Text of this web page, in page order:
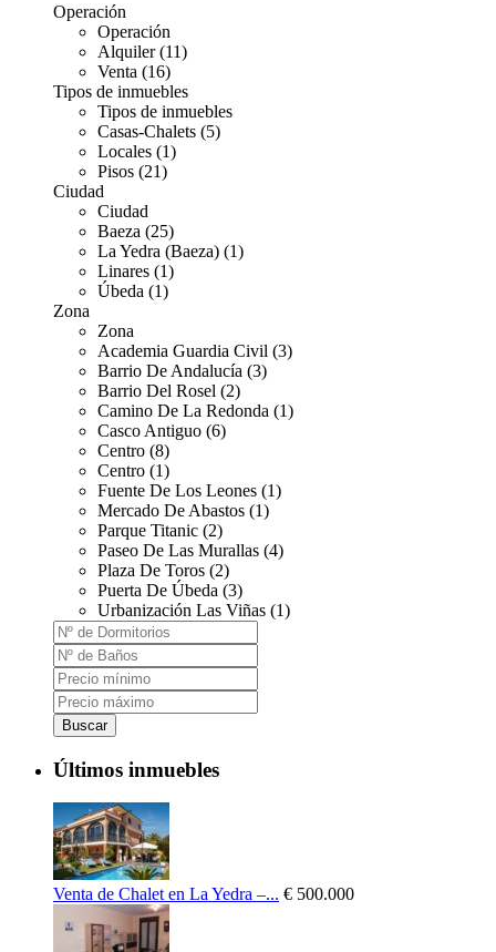
Operación
Operación
Alquiler (11)
Venta (16)
Tipos de inmuebles
Tipos de inmuebles
Casas-Chalets (5)
Locales (1)
Pisos (21)
Ciudad
Ciudad
Baeza (25)
La Yedra (Baeza) (1)
Linares (1)
Úbeda (1)
Zona
Zona
Academia Guardia Civil (3)
Barrio De Andalucía (3)
Barrio Del Rosel (2)
Camino De La Redonda (1)
Casco Antiguo (6)
Centro (8)
Centro (1)
Fuente De Los Leones (1)
Mercado De Abastos (1)
Parque Titanic (2)
Paseo De Las Murallas (4)
Plaza De Toros (2)
Puerta De Úbeda (3)
Urbanización Las Viñas (1)
Buscar
Últimos inmuebles
Venta de Chalet en La Yedra –... € 500.000